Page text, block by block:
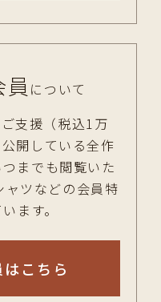
について
支援（税込1万
開している全作
までも閲覧いた
ャツなどの会員特
ます。
こちら